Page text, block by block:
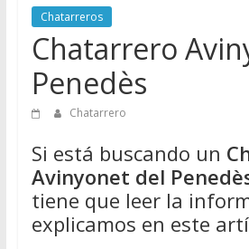
para
vender
Chatarra
Chatarreros
Chatarrero
Penedès
Chatarrero
Si está buscando un
Avinyonet del
tiene que leer la
explicamos en este